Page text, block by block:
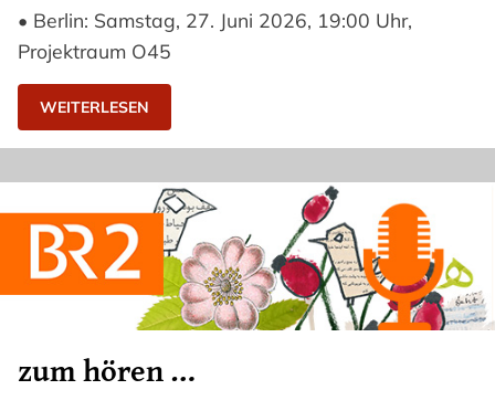
• Berlin: Samstag, 27. Juni 2026, 19:00 Uhr,
Projektraum O45
WEITERLESEN
zum hören …